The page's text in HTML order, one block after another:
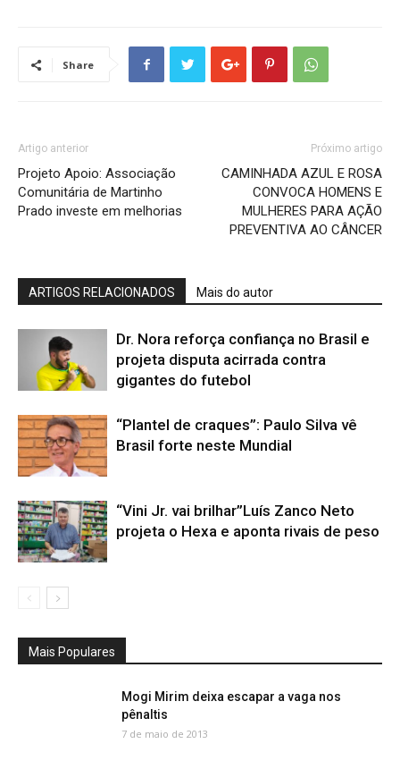
Share
Artigo anterior
Projeto Apoio: Associação
Comunitária de Martinho
Prado investe em melhorias
Próximo artigo
CAMINHADA AZUL E ROSA
CONVOCA HOMENS E
MULHERES PARA AÇÃO
PREVENTIVA AO CÂNCER
ARTIGOS RELACIONADOS Mais do autor
Dr. Nora reforça confiança no Brasil e
projeta disputa acirrada contra
gigantes do futebol
“Plantel de craques”: Paulo Silva vê
Brasil forte neste Mundial
“Vini Jr. vai brilhar”Luís Zanco Neto
projeta o Hexa e aponta rivais de peso
Mais Populares
Mogi Mirim deixa escapar a vaga nos
pênaltis
7 de maio de 2013